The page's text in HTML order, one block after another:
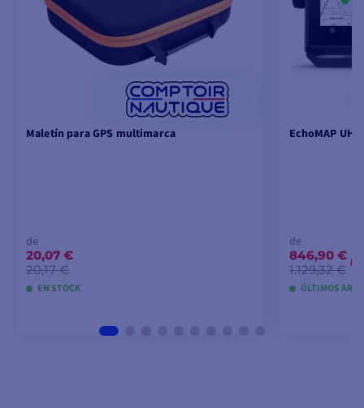
Maletín para GPS multimarca
de
20,07 €
20,17 €
EN STOCK
EchoMAP
de
846,90 €
1.129,32 €
ÚLTIMOS